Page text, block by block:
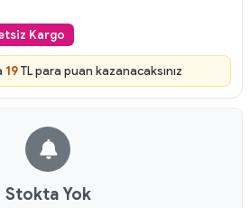
Kargo
19TL para puan kazanacaksınız
Stokta Yok